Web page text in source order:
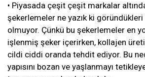
• Piyasada çeşit çeşit markalar
şekerlemeler ne yazık ki
olmuyor. Çünkü bu şekerlemeler en
işlenmiş şeker içerirken, kollajen
cildi ciddi oranda tehdit ediyor. Bu
yapısını bozan ve yaşlanmayı